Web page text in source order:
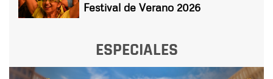
Festival de Verano 2026
ESPECIALES